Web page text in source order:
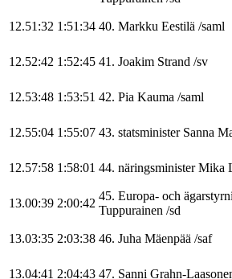
12.51:32 1:51:34 40. Markku Eestilä /saml
12.52:42 1:52:45 41. Joakim Strand /sv
12.53:48 1:53:51 42. Pia Kauma /saml
12.55:04 1:55:07 43. statsminister Sanna
12.57:58 1:58:01 44. näringsminister Mika
13.00:39 2:00:42
45. Europa- och
Tuppurainen /sd
13.03:35 2:03:38 46. Juha Mäenpää /saf
13.04:41 2:04:43 47. Sanni Grahn-